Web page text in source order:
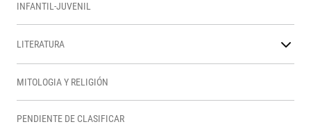
INFANTIL-JUVENIL
LITERATURA
MITOLOGIA Y RELIGIÓN
PENDIENTE DE CLASIFICAR